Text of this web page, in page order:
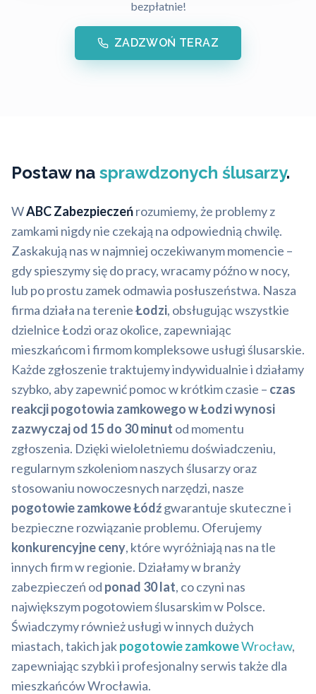
bezpłatnie!
ZADZWOŃ TERAZ
Postaw na sprawdzonych ślusarzy.
WABC Zabezpieczeńrozumiemy, że problemy z
zamkami nigdy nie czekają na odpowiednią chwilę.
Zaskakują nas w najmniej oczekiwanym momencie –
gdy spieszymy się do pracy, wracamy późno w nocy,
lub po prostu zamek odmawia posłuszeństwa. Nasza
firma działa na terenieŁodzi, obsługując wszystkie
dzielnice Łodzi oraz okolice, zapewniając
mieszkańcom i firmom kompleksowe usługi ślusarskie.
Każde zgłoszenie traktujemy indywidualnie i działamy
szybko, aby zapewnić pomoc w krótkim czasie – czas
reakcji pogotowia zamkowego w Łodzi wynosi
zazwyczaj od 15 do 30 minut od momentu
zgłoszenia. Dzięki wieloletniemu doświadczeniu,
regularnym szkoleniom naszych ślusarzy oraz
stosowaniu nowoczesnych narzędzi, nasze
pogotowie zamkowe Łódźgwarantuje skuteczne i
bezpieczne rozwiązanie problemu. Oferujemy
konkurencyjne ceny, które wyróżniają nas na tle
innych firm w regionie. Działamy w branży
zabezpieczeń od ponad 30 lat, co czyni nas
największym pogotowiem ślusarskim w Polsce.
Świadczymy również usługi w innych dużych
miastach, takich jakpogotowie zamkoweWrocław,
zapewniając szybki i profesjonalny serwis także dla
mieszkańców Wrocławia.